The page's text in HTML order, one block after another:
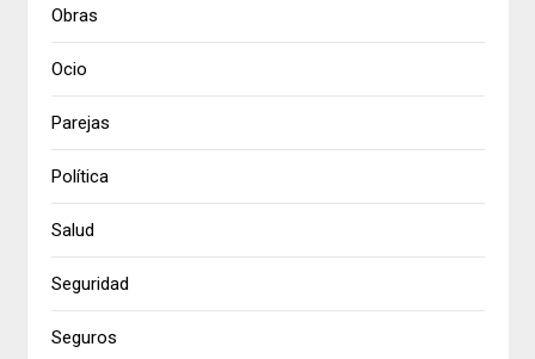
Obras
Ocio
Parejas
Política
Salud
Seguridad
Seguros